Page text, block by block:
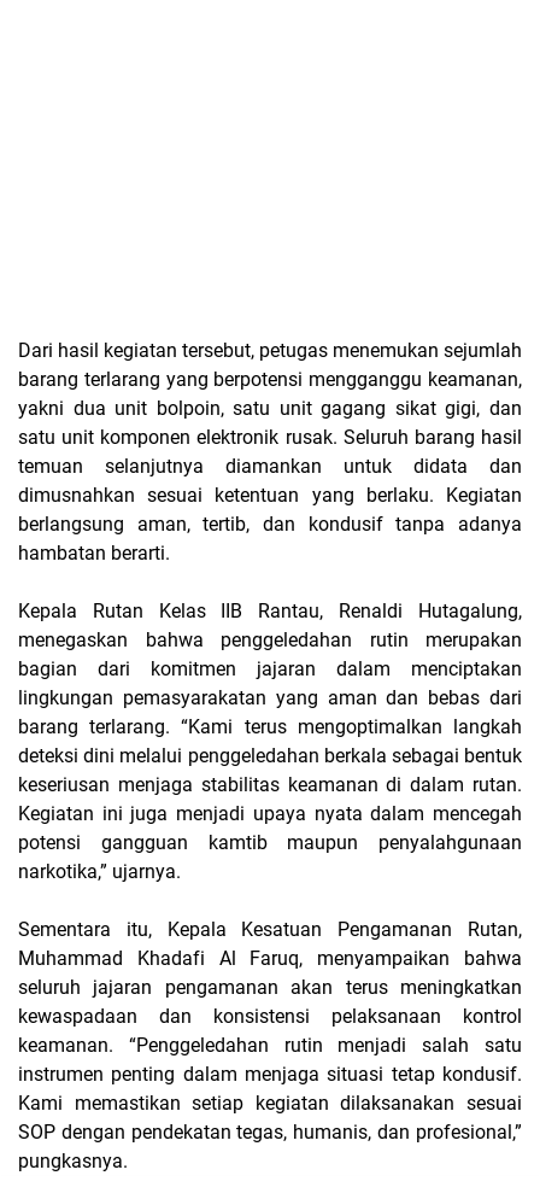
Dari hasil kegiatan tersebut, petugas menemukan sejumlah
barang terlarang yang berpotensi mengganggu keamanan,
yakni dua unit bolpoin, satu unit gagang sikat gigi, dan
satu unit komponen elektronik rusak. Seluruh barang hasil
temuan selanjutnya diamankan untuk didata dan
dimusnahkan sesuai ketentuan yang berlaku. Kegiatan
berlangsung aman, tertib, dan kondusif tanpa adanya
hambatan berarti.
Kepala Rutan Kelas IIB Rantau, Renaldi Hutagalung,
menegaskan bahwa penggeledahan rutin merupakan
bagian dari komitmen jajaran dalam menciptakan
lingkungan pemasyarakatan yang aman dan bebas dari
barang terlarang. “Kami terus mengoptimalkan langkah
deteksi dini melalui penggeledahan berkala sebagai bentuk
keseriusan menjaga stabilitas keamanan di dalam rutan.
Kegiatan ini juga menjadi upaya nyata dalam mencegah
potensi gangguan kamtib maupun penyalahgunaan
narkotika,” ujarnya.
Sementara itu, Kepala Kesatuan Pengamanan Rutan,
Muhammad Khadafi Al Faruq, menyampaikan bahwa
seluruh jajaran pengamanan akan terus meningkatkan
kewaspadaan dan konsistensi pelaksanaan kontrol
keamanan. “Penggeledahan rutin menjadi salah satu
instrumen penting dalam menjaga situasi tetap kondusif.
Kami memastikan setiap kegiatan dilaksanakan sesuai
SOP dengan pendekatan tegas, humanis, dan profesional,”
pungkasnya.